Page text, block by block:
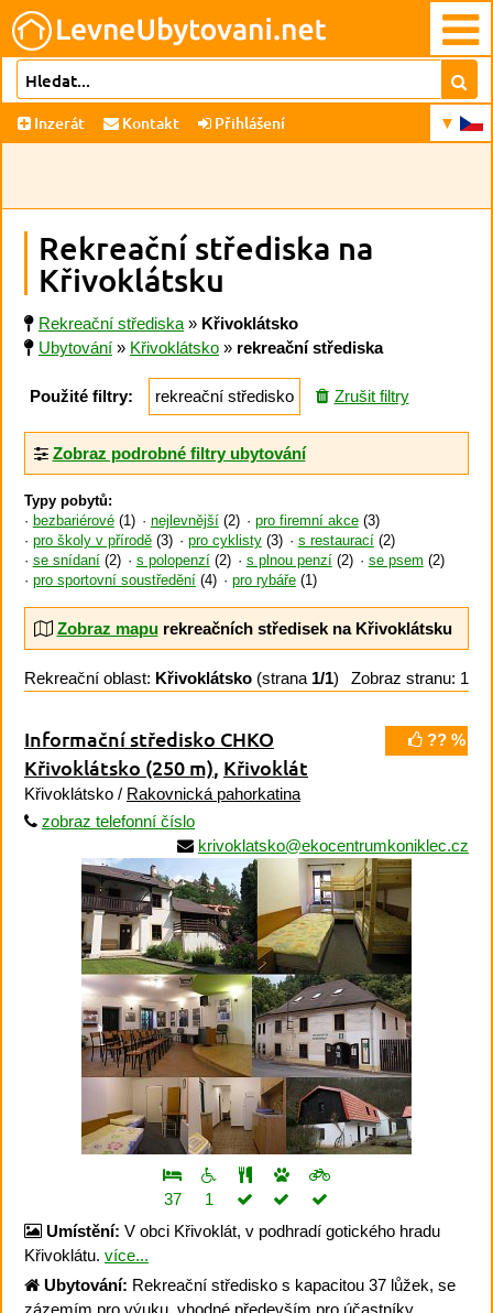
Inzerát Kontakt Přihlášení
Rekreační střediska na
Křivoklátsku
Rekreační střediska » Křivoklátsko
Ubytování » Křivoklátsko » rekreační střediska
Použité filtry: rekreační středisko Zrušit filtry
Zobraz podrobné filtry ubytování
Typy pobytů:
bezbariérové(1) nejlevnější (2) pro firemní akce(3)
pro školy v přírodě(3) pro cyklisty(3) s restaurací (2)
se snídaní (2) s polopenzí (2) s plnou penzí (2) se psem (2)
pro sportovní soustředění (4) pro rybáře(1)
Zobraz mapurekreačních středisek na Křivoklátsku
Rekreační oblast: Křivoklátsko (strana 1/1) Zobraz stranu: 1
?? %
Informační středisko CHKO
Křivoklátsko (250 m), Křivoklát
Křivoklátsko / Rakovnická pahorkatina
zobraz telefonní číslo
krivoklatsko@ekocentrumkoniklec.cz
37
1
Umístění: V obci Křivoklát, v podhradí gotického hradu
Křivoklátu. více...
Ubytování: Rekreační středisko s kapacitou 37 lůžek, se
zázemím pro výuku, vhodné především pro účastníky